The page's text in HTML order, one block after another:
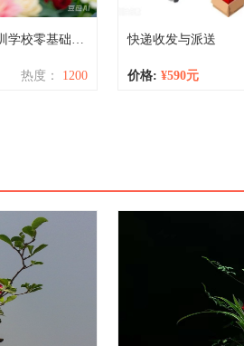
培训 ▎2025年朵啦花艺培训学校零基础花店花艺班招生简章
热度： 1200
快递收发与派送
价格: ¥590元